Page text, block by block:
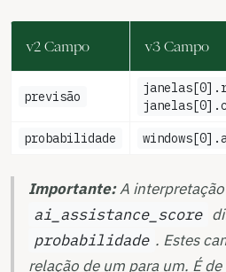
v2 Campo v3 Campo
previsão
probabilidade
Importante:A
ai_assistance_score
probabilidade . Estes
relação de um para um. É